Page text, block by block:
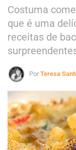
Costuma
que é uma
receitas de
Por Teresa